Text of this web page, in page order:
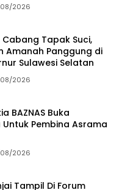
2026
Tapak Suci,
Amanah Panggung di
Sulawesi Selatan
2026
BAZNAS Buka
Pembina Asrama
2026
Tampil Di Forum